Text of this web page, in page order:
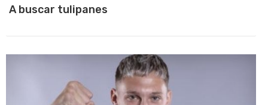
A buscar tulipanes